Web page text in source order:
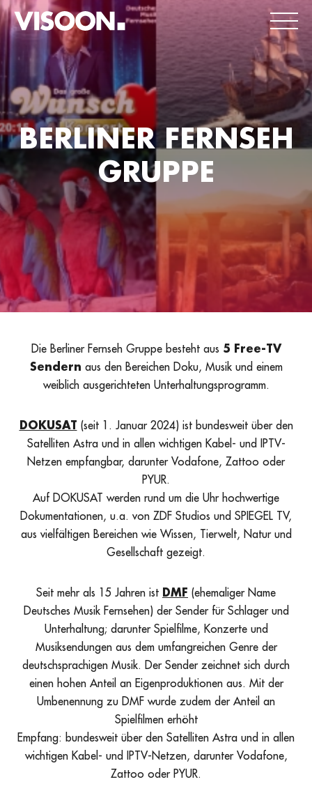
BERLINER FERNSEH
GRUPPE
Die Berliner Fernseh Gruppe besteht aus 5 Free-TV
Sendern aus den Bereichen Doku, Musik und einem
weiblich ausgerichteten Unterhaltungsprogramm.
DOKUSAT (seit 1. Januar 2024) ist bundesweit über den
Satelliten Astra und in allen wichtigen Kabel- und IPTV-
Netzen empfangbar, darunter Vodafone, Zattoo oder
PYUR.
Auf DOKUSAT werden rund um die Uhr hochwertige
Dokumentationen, u.a. von ZDF Studios und SPIEGEL TV,
aus vielfältigen Bereichen wie Wissen, Tierwelt, Natur und
Gesellschaft gezeigt.
Seit mehr als 15 Jahren ist DMF (ehemaliger Name
Deutsches Musik Fernsehen) der Sender für Schlager und
Unterhaltung; darunter Spielfilme, Konzerte und
Musiksendungen aus dem umfangreichen Genre der
deutschsprachigen Musik. Der Sender zeichnet sich durch
einen hohen Anteil an Eigenproduktionen aus. Mit der
Umbenennung zu DMF wurde zudem der Anteil an
Spielfilmen erhöht
Empfang: bundesweit über den Satelliten Astra und in allen
wichtigen Kabel- und IPTV-Netzen, darunter Vodafone,
Zattoo oder PYUR.